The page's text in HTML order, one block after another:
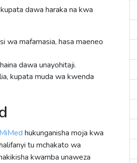
dawa haraka na kwa
wa mafamasia, hasa maeneo
dawa unayohitaji.
kupata muda wa kwenda
MiMed hukunganisha moja kwa
tu mchakato wa
kwamba unaweza